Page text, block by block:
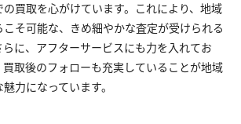
買取を心がけています。これにより、地域
そ可能な、きめ細やかな査定が受けられる
らに、アフターサービスにも力を入れてお
買取後のフォローも充実していることが地域
力になっています。